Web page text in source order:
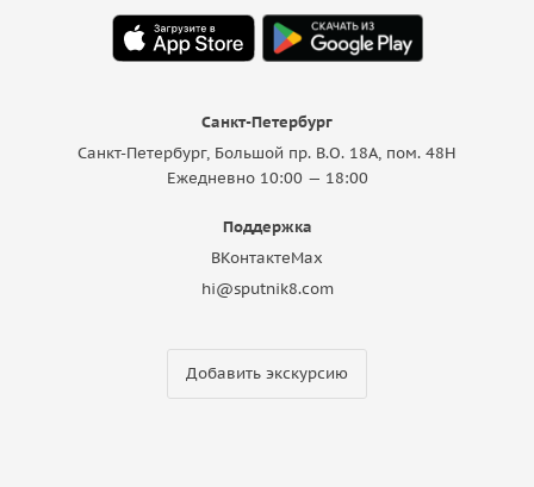
Санкт-Петербург
Санкт-Петербург, Большой пр. В.О. 18A, пом. 48Н
Ежедневно 10:00 — 18:00
Поддержка
ВКонтактеMax
hi@sputnik8.com
Добавить экскурсию